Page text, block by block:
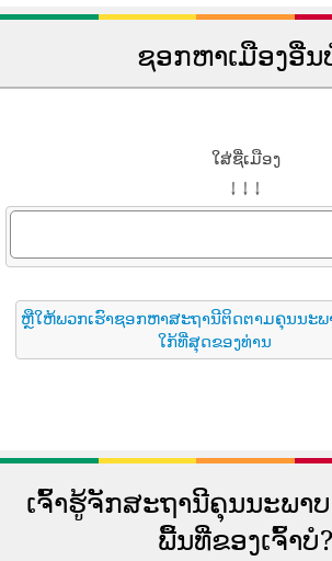
ຊອກຫາເມືອງອື່ນ
ໃສ່ຊື່ເມືອງ
↓ ↓ ↓
ຫຼືໃຫ້ພວກເຮົາຊອກຫາສະຖານີຕິດຕາມຄຸນນະພ
ໃກ້ທີ່ສຸດຂອງທ່ານ
ເຈົ້າຮູ້ຈັກສະຖານີຄຸນນະພາ
ພື້ນທີ່ຂອງເຈົ້າບໍ?